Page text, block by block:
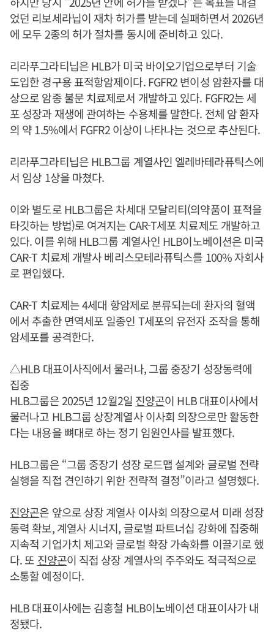
었던 리보세라닙이 재차 허가를 받는데 실패하면서 2026년
에 모두 2종의 허가 절차를 동시에 준비하고 있다.
리라푸그라티닙은 HLB가 미국 바이오기업으로부터 기술
도입한 경구용 표적항암제이다. FGFR2 변이성 암환자를 대
상으로 암종 불문 치료제로서 개발하고 있다. FGFR2는 세
포 성장과 재생에 관여하는 수용체를 말한다. 전체 암 환자
의 약 1.5%에서 FGFR2 이상이 나타나는 것으로 추산된다.
리라푸그라티닙은 HLB그룹 계열사인 엘레바테라퓨틱스에
서 임상 1상을 마쳤다.
이와 별도로 HLB그룹은 차세대 모달리티(의약품이 표적을
타깃하는 방법)로 여겨지는 CAR-T세포 치료제도 개발하고
있다. 이를 위해 HLB그룹 계열사인 HLB이노베이션은 미국
CAR-T 치료제 개발사 베리스모테라퓨틱스를 100% 자회사
로 편입했다.
CAR-T 치료제는 4세대 항암제로 분류되는데 환자의 혈액
에서 추출한 면역세포 일종인 T세포의 유전자 조작을 통해
암세포를 공격한다.
△HLB 대표이사직에서 물러나, 그룹 중장기 성장동력에
집중
HLB그룹은 2025년 12월2일 진양곤이 HLB 대표이사에서
물러나고 HLB그룹 상장계열사 이사회 의장으로만 활동한
다는 내용을 뼈대로 하는 정기 임원인사를 발표했다.
HLB그룹은 “그룹 중장기 성장 로드맵 설계와 글로벌 전략
실행을 직접 견인하기 위한 전략적 결정”이라고 설명했다.
진양곤은 앞으로 상장 계열사 이사회 의장으로서 미래 성장
동력 확보, 계열사 시너지, 글로벌 파트너십 강화에 집중해
지속적 기업가치 제고와 글로벌 확장 가속화를 이끌기로 했
다. 또 진양곤이 직접 상장 계열사의 주주와도 적극적으로
소통할 예정이다.
HLB 대표이사에는 김홍철 HLB이노베이션 대표이사가 내
정됐다.